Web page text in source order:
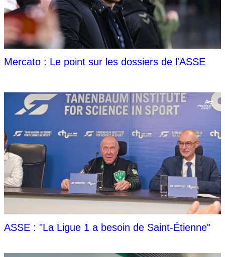
Mercato : Le point sur les dossiers de l'ASSE
ASSE : "La Ligue 1 a besoin de Saint-Étienne"